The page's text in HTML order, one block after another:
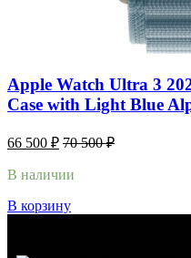
Apple Watch Ultra 3
Case with Light Blue
66 500 ₽ 70 500₽
В наличии
В корзину